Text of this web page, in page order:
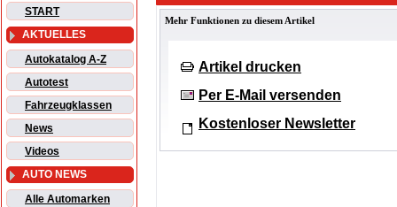
START
AKTUELLES
Autokatalog A-Z
Autotest
Fahrzeugklassen
News
Videos
AUTO NEWS
Alle Automarken
Mehr Funktionen zu diesem Artikel
Artikel drucken
Per E-Mail versenden
Kostenloser Newsletter